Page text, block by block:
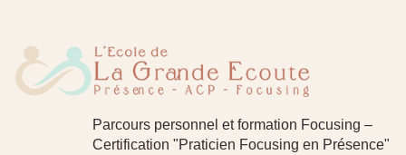
Parcours personnel et formation Focusing –
Certification "Praticien Focusing en Présence"